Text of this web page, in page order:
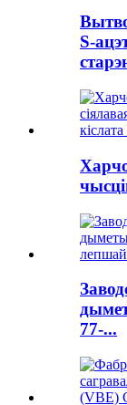
S-
77-...